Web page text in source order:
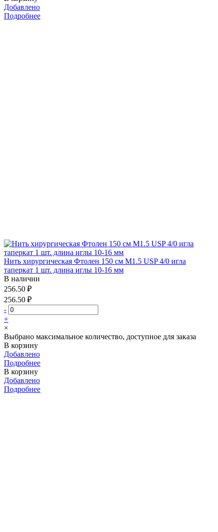
Добавлено
Подробнее
Нить хирургическая Фтолен 150 см М1.5 USP 4/0 игла
таперкат 1 шт. длина иглы 10-16 мм
В наличии
256.50 ₽
256.50 ₽
-
+
×
Выбрано максимальное количество, доступное для заказа
В корзину
Добавлено
Подробнее
В корзину
Добавлено
Подробнее